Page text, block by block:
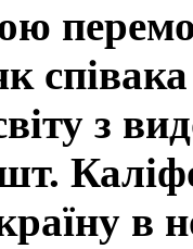
з
в